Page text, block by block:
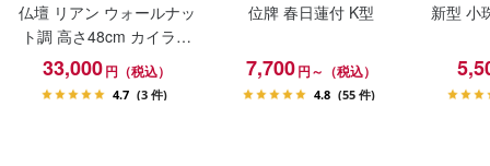
仏壇 リアン ウォールナッ
ト調 高さ48cm カイラ具
足セット
33,000円（税込）
4.7 (3 件)
位牌 春日蓮付 K型
7,700円～（税込）
4.8 (55 件)
新型 小